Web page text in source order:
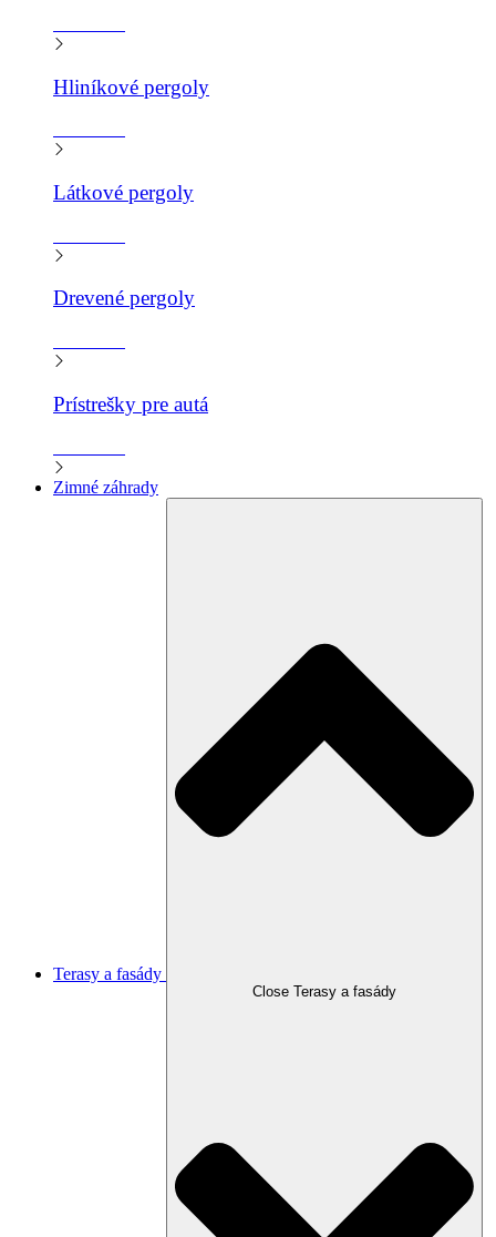
Hliníkové pergoly
Látkové pergoly
Drevené pergoly
Prístrešky pre autá
Zimné záhrady
Terasy a fasády
Close Terasy a fasády